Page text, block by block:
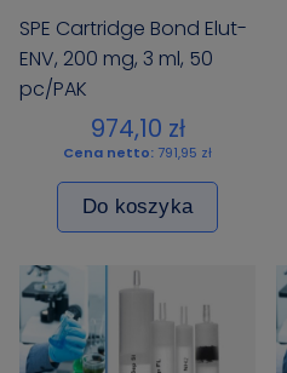
SPE Cartridge Bond Elut-
ENV, 200 mg, 3 ml, 50
pc/PAK
974,10 zł
Cena netto: 791,95 zł
Do koszyka